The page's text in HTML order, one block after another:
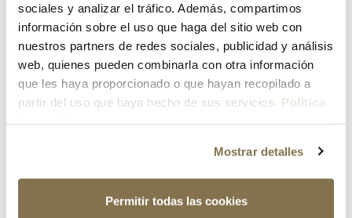
sociales y analizar el tráfico. Además, compartimos
información sobre el uso que haga del sitio web con
nuestros partners de redes sociales, publicidad y análisis
web, quienes pueden combinarla con otra información
que les haya proporcionado o que hayan recopilado a
partir del uso que haya hecho de sus servicios. Política
Mostrar detalles
Permitir todas las cookies
¿Has olvidado tu contraseña?